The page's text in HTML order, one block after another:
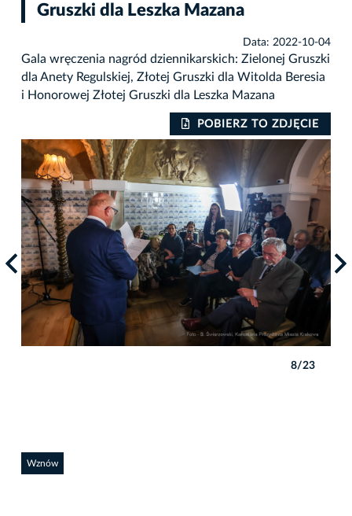
Gruszki dla Leszka Mazana
Data: 2022-10-04
Gala wręczenia nagród dziennikarskich: Zielonej Gruszki
dla Anety Regulskiej, Złotej Gruszki dla Witolda Beresia
i Honorowej Złotej Gruszki dla Leszka Mazana
POBIERZ TO ZDJĘCIE
8/23
Wznów